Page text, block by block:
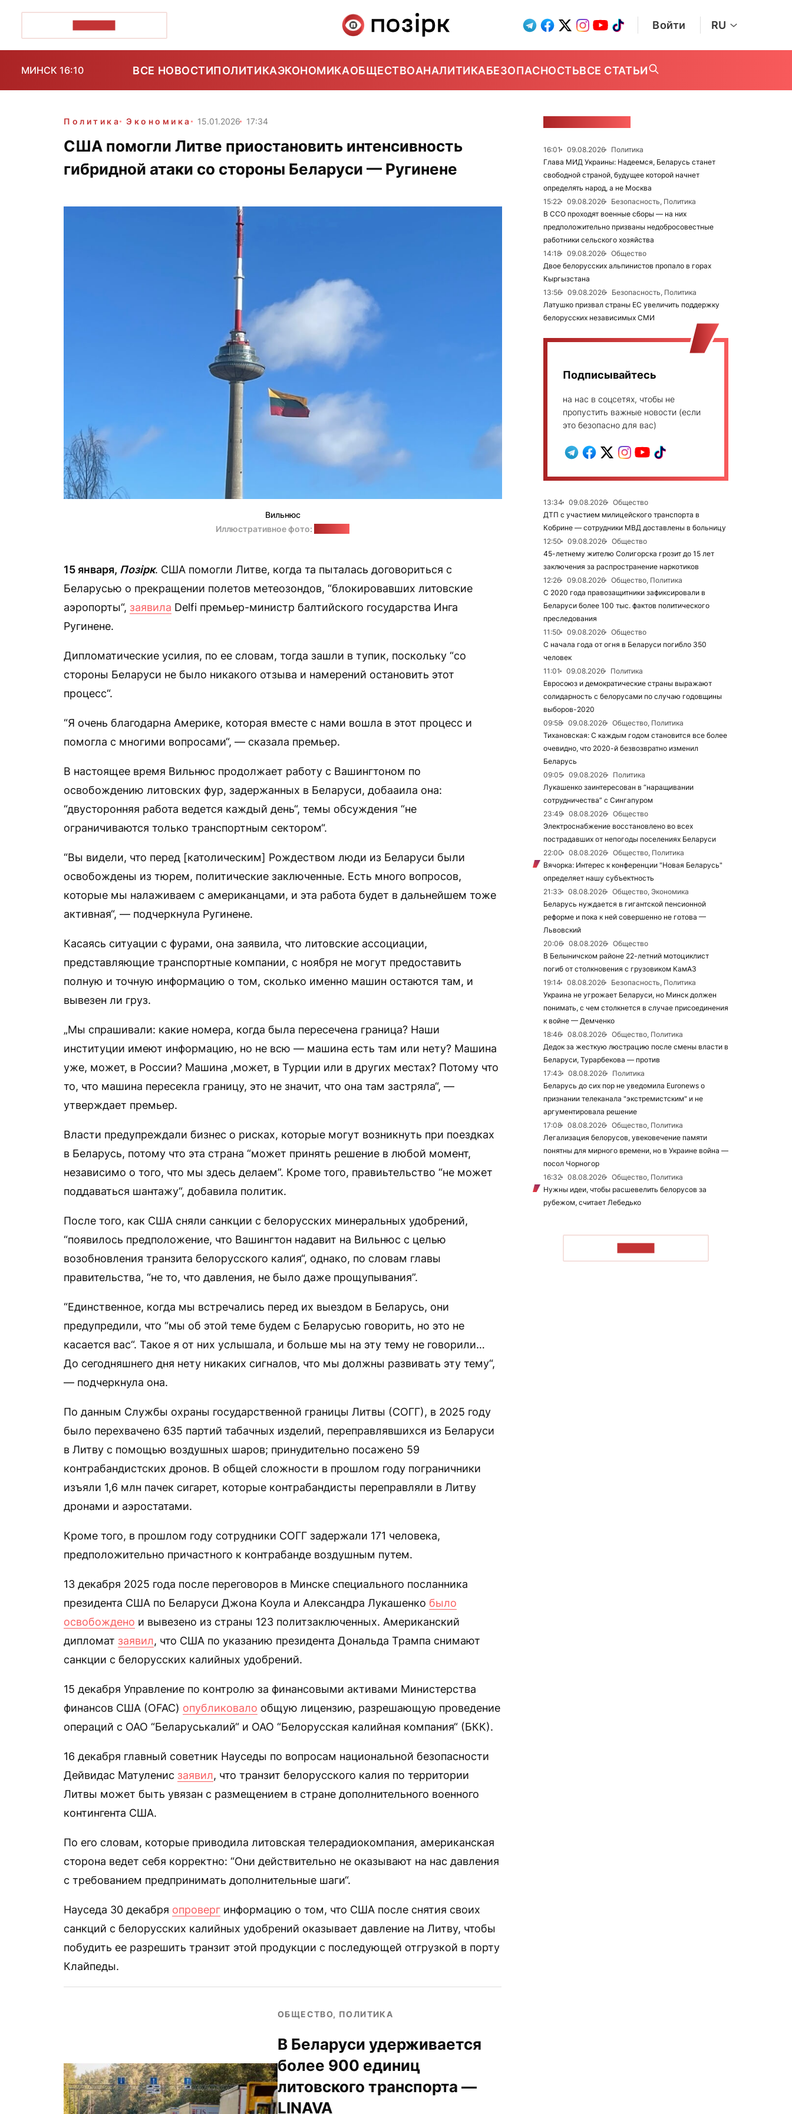
Войти RU
МИНСК 16:10 ВСЕ НОВОСТИПОЛИТИКАЭКОНОМИКАОБЩЕСТВОАНАЛИТИКАБЕЗОПАСНОСТЬВСЕ СТАТЬИ
Политика Экономика 15.01.2026 17:34
США помогли Литве приостановить интенсивность
гибридной атаки со стороны Беларуси — Ругинене
Вильнюс
Иллюстративное фото:
15 января, Позірк. США помогли Литве, когда та пыталась договориться с
Беларусью о прекращении полетов метеозондов, “блокировавших литовские
аэропорты“, заявила Delfi премьер-министр балтийского государства Инга
Ругинене.
Дипломатические усилия, по ее словам, тогда зашли в тупик, поскольку “со
стороны Беларуси не было никакого отзыва и намерений остановить этот
процесс“.
“Я очень благодарна Америке, которая вместе с нами вошла в этот процесс и
помогла с многими вопросами“, — сказала премьер.
В настоящее время Вильнюс продолжает работу с Вашингтоном по
освобождению литовских фур, задержанных в Беларуси, добааила она:
“двусторонняя работа ведется каждый день“, темы обсуждения “не
ограничиваются только транспортным сектором“.
“Вы видели, что перед [католическим] Рождеством люди из Беларуси были
освобождены из тюрем, политические заключенные. Есть много вопросов,
которые мы налаживаем с американцами, и эта работа будет в дальнейшем тоже
активная“, — подчеркнула Ругинене.
Касаясь ситуации с фурами, она заявила, что литовские ассоциации,
представляющие транспортные компании, с ноября не могут предоставить
полную и точную информацию о том, сколько именно машин остаются там, и
вывезен ли груз.
„Мы спрашивали: какие номера, когда была пересечена граница? Наши
институции имеют информацию, но не всю — машина есть там или нету? Машина
уже, может, в России? Машина ,может, в Турции или в других местах? Потому что
то, что машина пересекла границу, это не значит, что она там застряла“, —
утверждает премьер.
Власти предупреждали бизнес о рисках, которые могут возникнуть при поездках
в Беларусь, потому что эта страна “может принять решение в любой момент,
независимо о того, что мы здесь делаем”. Кроме того, правиьтельство “не может
поддаваться шантажу“, добавила политик.
После того, как США сняли санкции с белорусских минеральных удобрений,
“появилось предположение, что Вашингтон надавит на Вильнюс с целью
возобновления транзита белорусского калия“, однако, по словам главы
правительства, “не то, что давления, не было даже прощупывания”.
“Единственное, когда мы встречались перед их выездом в Беларусь, они
предупредили, что “мы об этой теме будем с Беларусью говорить, но это не
касается вас“. Такое я от них услышала, и больше мы на эту тему не говорили…
До сегодняшнего дня нету никаких сигналов, что мы должны развивать эту тему“,
— подчеркнула она.
По данным Службы охраны государственной границы Литвы (СОГГ), в 2025 году
было перехвачено 635 партий табачных изделий, переправлявшихся из Беларуси
в Литву с помощью воздушных шаров; принудительно посажено 59
контрабандистских дронов. В общей сложности в прошлом году пограничники
изъяли 1,6 млн пачек сигарет, которые контрабандисты переправляли в Литву
дронами и аэростатами.
Кроме того, в прошлом году сотрудники СОГГ задержали 171 человека,
предположительно причастного к контрабанде воздушным путем.
13 декабря 2025 года после переговоров в Минске специального посланника
президента США по Беларуси Джона Коула и Александра Лукашенко было
освобождено и вывезено из страны 123 политзаключенных. Американский
дипломат заявил, что США по указанию президента Дональда Трампа снимают
санкции с белорусских калийных удобрений.
15 декабря Управление по контролю за финансовыми активами Министерства
финансов США (OFAC) опубликовало общую лицензию, разрешающую проведение
операций с ОАО “Беларуськалий“ и ОАО “Белорусская калийная компания“ (БКК).
16 декабря главный советник Науседы по вопросам национальной безопасности
Дейвидас Матуленис заявил, что транзит белорусского калия по территории
Литвы может быть увязан с размещением в стране дополнительного военного
контингента США.
По его словам, которые приводила литовская телерадиокомпания, американская
сторона ведет себя корректно: “Они действительно не оказывают на нас давления
с требованием предпринимать дополнительные шаги“.
Науседа 30 декабря опроверг информацию о том, что США после снятия своих
санкций с белорусских калийных удобрений оказывает давление на Литву, чтобы
побудить ее разрешить транзит этой продукции с последующей отгрузкой в порту
Клайпеды.
ОБЩЕСТВО, ПОЛИТИКА
В Беларуси удерживается
более 900 единиц
литовского транспорта —
LINAVA
16:01 09.08.2026
Политика
Глава МИД Украины: Надеемся, Беларусь станет
свободной страной, будущее которой начнет
определять народ, а не Москва
15:22
09.08.2026
Безопасность, Политика
В ССО проходят военные сборы — на них
предположительно призваны недобросовестные
работники сельского хозяйства
14:18
09.08.2026
Общество
Двое белорусских альпинистов пропало в горах
Кыргызстана
13:56
09.08.2026
Безопасность, Политика
Латушко призвал страны ЕС увеличить поддержку
белорусских независимых СМИ
Подписывайтесь
на нас в соцсетях, чтобы не
пропустить важные новости (если
это безопасно для вас)
13:34 09.08.2026
Общество
ДТП с участием милицейского транспорта в
Кобрине — сотрудники МВД доставлены в больницу
12:50
09.08.2026
Общество
45-летнему жителю Солигорска грозит до 15 лет
заключения за распространение наркотиков
12:26
09.08.2026
Общество, Политика
С 2020 года правозащитники зафиксировали в
Беларуси более 100 тыс. фактов политического
преследования
11:50
09.08.2026
Общество
С начала года от огня в Беларуси погибло 350
человек
11:01
09.08.2026
Политика
Евросоюз и демократические страны выражают
солидарность с белорусами по случаю годовщины
выборов-2020
09:58
09.08.2026
Общество, Политика
Тихановская: С каждым годом становится все более
очевидно, что 2020-й безвозвратно изменил
Беларусь
09:05
09.08.2026
Политика
Лукашенко заинтересован в “наращивании
сотрудничества” с Сингапуром
23:49
08.08.2026
Общество
Электроснабжение восстановлено во всех
пострадавших от непогоды поселениях Беларуси
22:00
08.08.2026
Общество, Политика
Вячорка: Интерес к конференции "Новая Беларусь"
определяет нашу субъектность
21:33
08.08.2026
Общество, Экономика
Беларусь нуждается в гигантской пенсионной
реформе и пока к ней совершенно не готова —
Львовский
20:06
08.08.2026
Общество
В Белыничском районе 22-летний мотоциклист
погиб от столкновения с грузовиком КамАЗ
19:14
08.08.2026
Безопасность, Политика
Украина не угрожает Беларуси, но Минск должен
понимать, с чем столкнется в случае присоединения
к войне — Демченко
18:46
08.08.2026
Общество, Политика
Дедок за жесткую люстрацию после смены власти в
Беларуси, Турарбекова — против
17:43
08.08.2026
Политика
Беларусь до сих пор не уведомила Euronews о
признании телеканала "экстремистским" и не
аргументировала решение
17:08
08.08.2026
Общество, Политика
Легализация белорусов, увековечение памяти
понятны для мирного времени, но в Украине война —
посол Чорногор
16:32
08.08.2026
Общество, Политика
Нужны идеи, чтобы расшевелить белорусов за
рубежом, считает Лебедько